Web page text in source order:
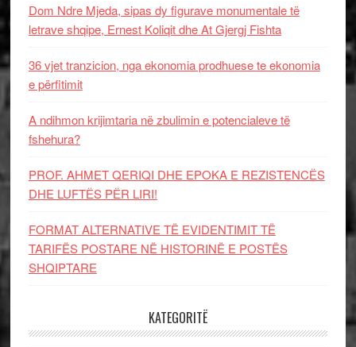
Dom Ndre Mjeda, sipas dy figurave monumentale të
letrave shqipe, Ernest Koliqit dhe At Gjergj Fishta
36 vjet tranzicion, nga ekonomia prodhuese te ekonomia
e përfitimit
A ndihmon krijimtaria në zbulimin e potencialeve të
fshehura?
PROF. AHMET QERIQI DHE EPOKA E REZISTENCЁS
DHE LUFTЁS PЁR LIRI!
FORMAT ALTERNATIVE TË EVIDENTIMIT TË
TARIFËS POSTARE NË HISTORINË E POSTËS
SHQIPTARE
KATEGORITË